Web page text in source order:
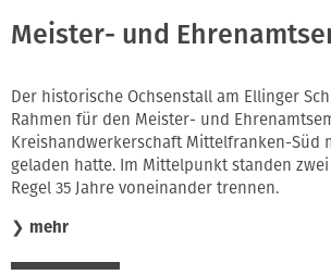
Meister- und
Der historische Ochsenstall am Ellinger
Rahmen für den Meister- und
Kreishandwerkerschaft Mittelfranken-Süd
geladen hatte. Im Mittelpunkt standen
Regel 35 Jahre voneinander trennen.
❯ mehr